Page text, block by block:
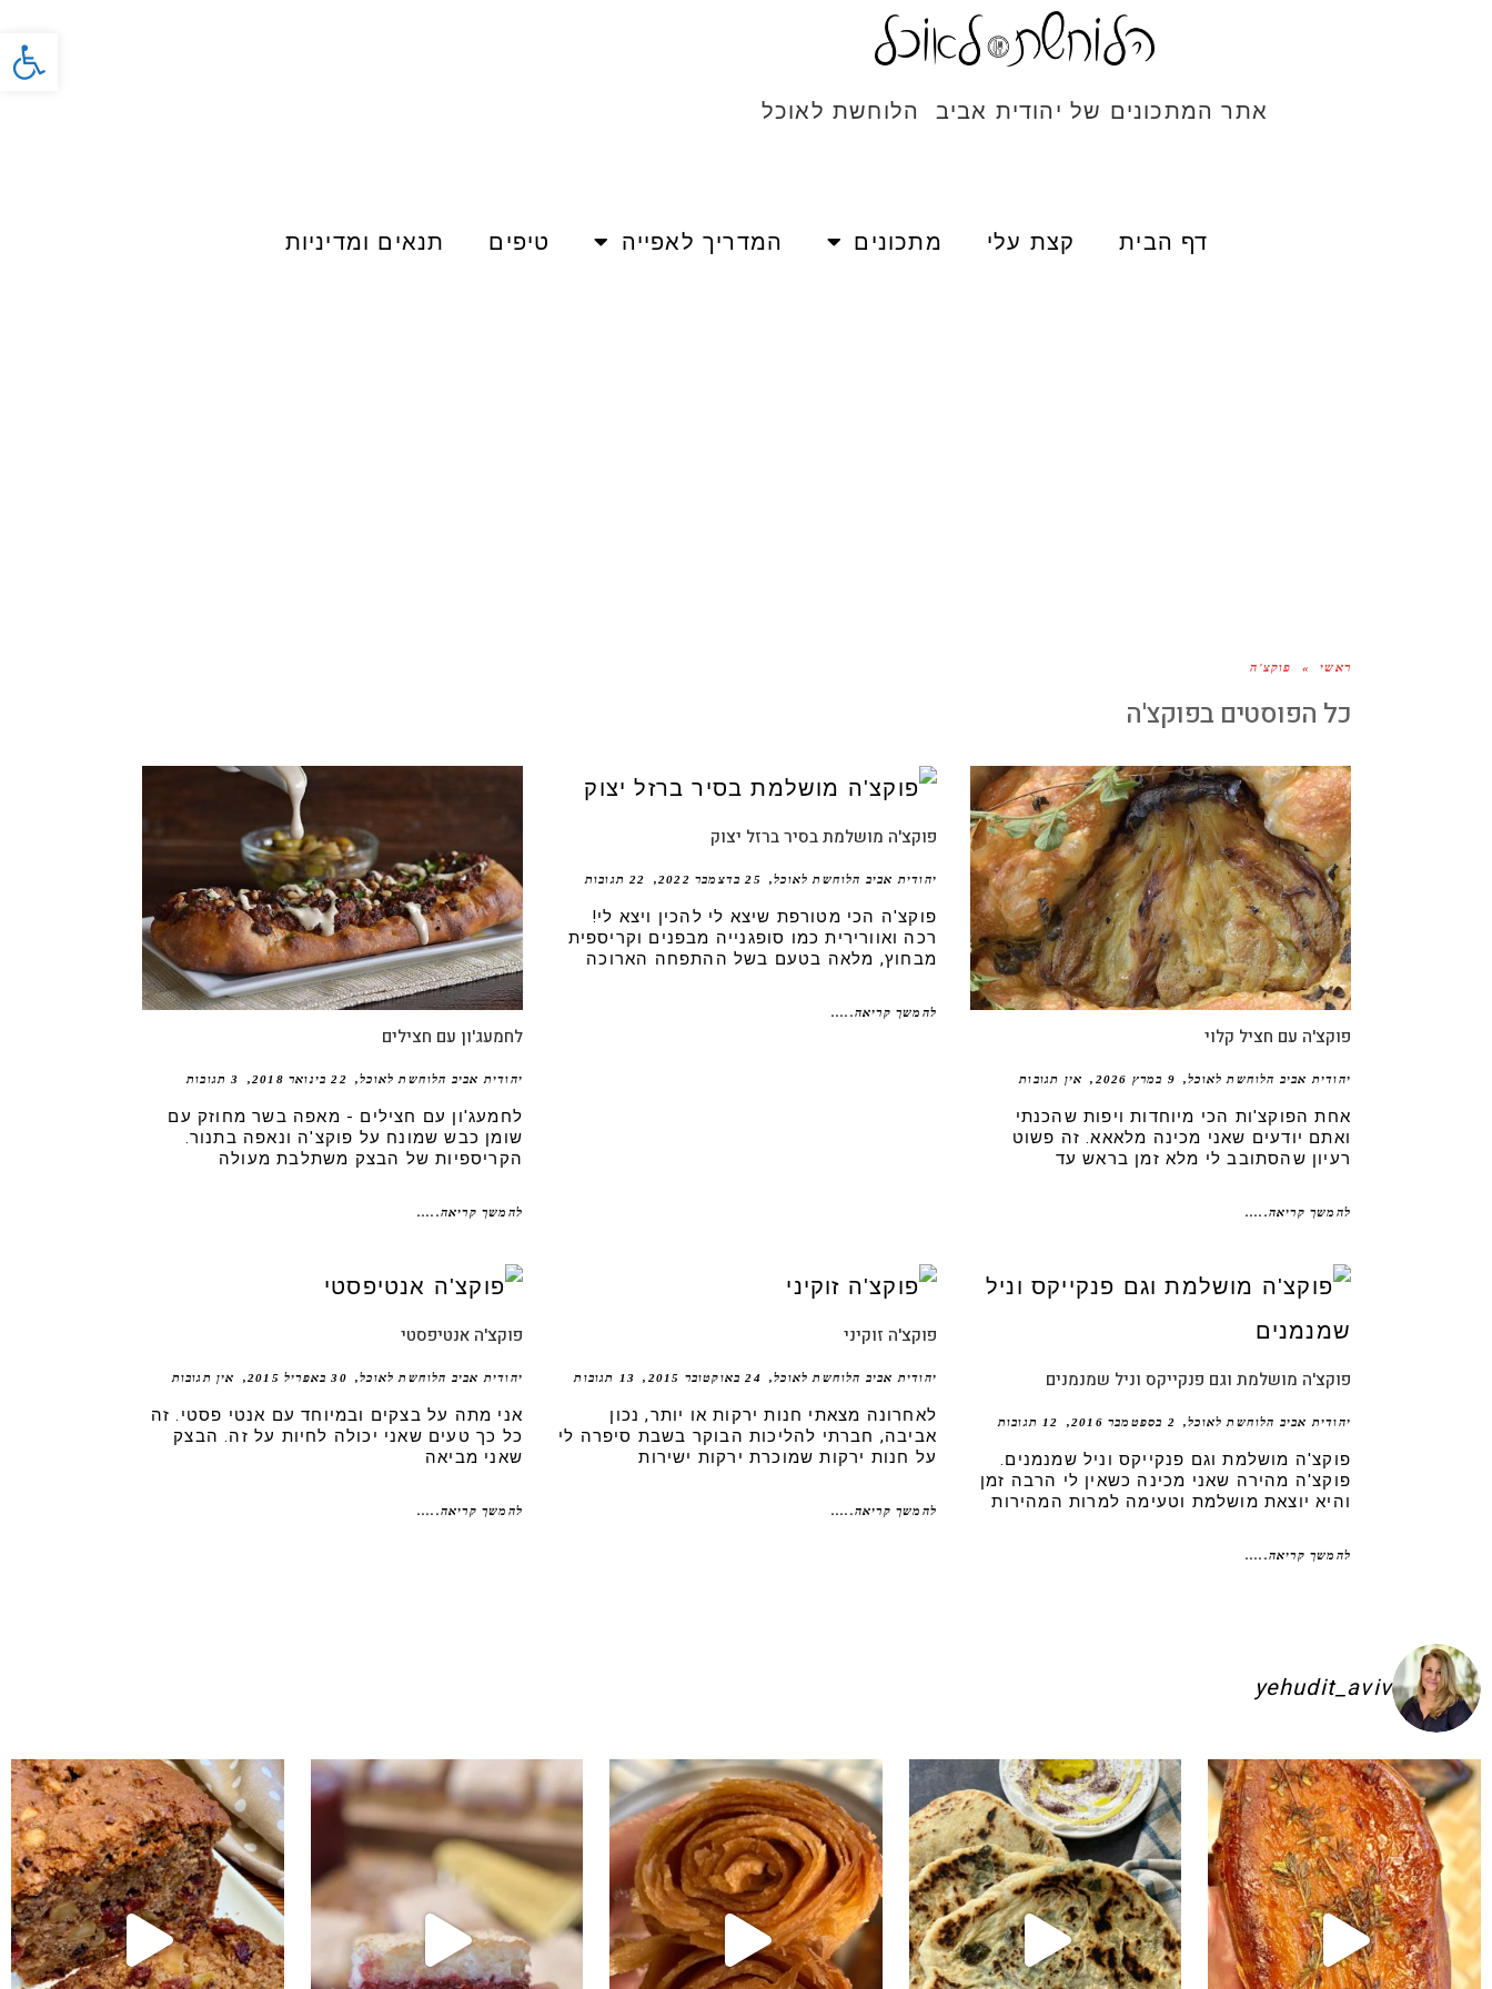
פתח
אתר המתכונים של יהודית אביב הלוחשת לאוכל
דף הבית קצת עלי מתכונים המדריך לאפייה טיפים תנאים ומדיניות
ראשי » פוקצ'ה
כל הפוסטים בפוקצ'ה
פוקצ'ה עם חציל קלוי
יהודית אביב הלוחשת לאוכל 9 במרץ 2026 אין תגובות
אחת הפוקצ'ות הכי מיוחדות ויפות שהכנתי
ואתם יודעים שאני מכינה מלאאא. זה פשוט
רעיון שהסתובב לי מלא זמן בראש עד
להמשך קריאה.....
פוקצ'ה מושלמת בסיר ברזל יצוק
יהודית אביב הלוחשת לאוכל 25 בדצמבר 2022 22 תגובות
פוקצ'ה הכי מטורפת שיצא לי להכין ויצא לי!
רכה ואוורירית כמו סופגנייה מבפנים וקריספית
מבחוץ, מלאה בטעם בשל ההתפחה הארוכה
להמשך קריאה.....
לחמעג'ון עם חצילים
יהודית אביב הלוחשת לאוכל 22 בינואר 2018 3 תגובות
לחמעג'ון עם חצילים - מאפה בשר מחוזק עם
שומן כבש שמונח על פוקצ'ה ונאפה בתנור.
הקריספיות של הבצק משתלבת מעולה
להמשך קריאה.....
פוקצ'ה מושלמת וגם פנקייקס וניל שמנמנים
יהודית אביב הלוחשת לאוכל 2 בספטמבר 2016 12 תגובות
פוקצ'ה מושלמת וגם פנקייקס וניל שמנמנים.
פוקצ'ה מהירה שאני מכינה כשאין לי הרבה זמן
והיא יוצאת מושלמת וטעימה למרות המהירות
להמשך קריאה.....
פוקצ'ה זוקיני
יהודית אביב הלוחשת לאוכל 24 באוקטובר 2015 13 תגובות
לאחרונה מצאתי חנות ירקות או יותר, נכון
אביבה, חברתי להליכות הבוקר בשבת סיפרה לי
על חנות ירקות שמוכרת ירקות ישירות
להמשך קריאה.....
פוקצ'ה אנטיפסטי
יהודית אביב הלוחשת לאוכל 30 באפריל 2015 אין תגובות
אני מתה על בצקים ובמיוחד עם אנטי פסטי. זה
כל כך טעים שאני יכולה לחיות על זה. הבצק
שאני מביאה
להמשך קריאה.....
yehudit_aviv
להשקיע בפיתות היסטריות
ג׳חנון תימני אמיתי!! ולא רק בעיני הוא הכי טעים שישלכל חובבי הקוקוס קומו להכין - חיתוכיות ריבה וקוקוס
גם אם אתם צמים מחר וגם אם לא- תכינו אותה!! קערה וכ